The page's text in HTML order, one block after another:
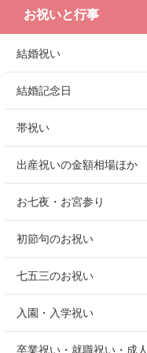
お祝いと行事
結婚祝い
結婚記念日
帯祝い
出産祝いの金額相場ほか
お七夜・お宮参り
初節句のお祝い
七五三のお祝い
入園・入学祝い
卒業祝い・就職祝い・成人